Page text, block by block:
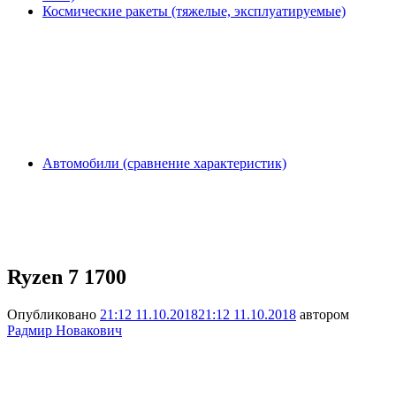
Космические ракеты (тяжелые, эксплуатируемые)
Автомобили (сравнение характеристик)
Ryzen 7 1700
Опубликовано 21:12 11.10.201821:12 11.10.2018 автором
Радмир Новакович